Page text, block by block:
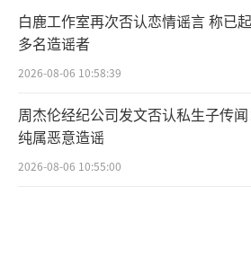
突然从云端踩回地面，身上
小块。那瞬间谁都可能经历
其实是在等这些脆弱的瞬间
都更有说服力。
剪彩是另一回事，它和
别。这不是综艺拍摄，是商
白鹿工作室再次否认恋情谣言 称已
多名造谣者
2026-08-06 10:58:39
周杰伦经纪公司发文否认私生子传闻
纯属恶意造谣
2026-08-06 10:55:00